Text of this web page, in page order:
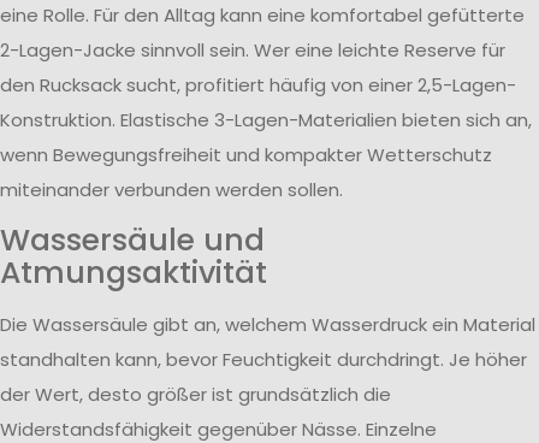
eine Rolle. Für den Alltag kann eine komfortabel gefütterte
2-Lagen-Jacke sinnvoll sein. Wer eine leichte Reserve für
den Rucksack sucht, profitiert häufig von einer 2,5-Lagen-
Konstruktion. Elastische 3-Lagen-Materialien bieten sich an,
wenn Bewegungsfreiheit und kompakter Wetterschutz
miteinander verbunden werden sollen.
Wassersäule und
Atmungsaktivität
Die Wassersäule gibt an, welchem Wasserdruck ein Material
standhalten kann, bevor Feuchtigkeit durchdringt. Je höher
der Wert, desto größer ist grundsätzlich die
Widerstandsfähigkeit gegenüber Nässe. Einzelne